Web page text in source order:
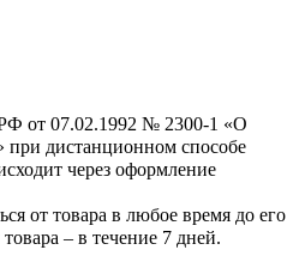
от 07.02.1992 № 2300-1 «О
при дистанционном способе
через оформление
от товара в любое время до его
– в течение 7 дней.